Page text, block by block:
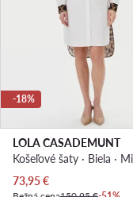
-18%
LOLA CASADEMUNT
Košeľové šaty · Biela ·
Aktuálna cena
73,95€